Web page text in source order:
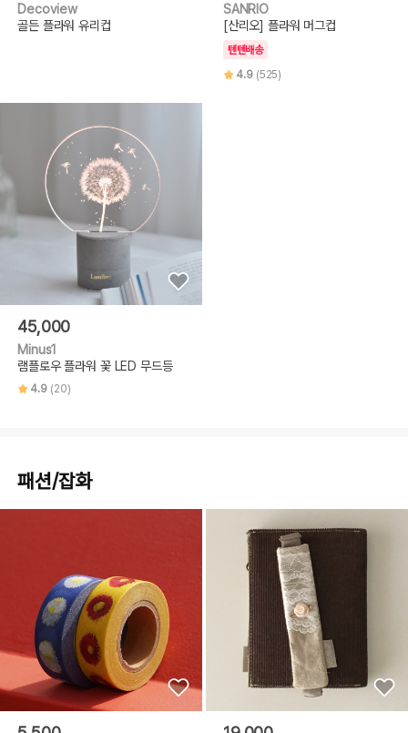
Decoview
골든 플라워 유리컵
SANRIO
[산리오] 플라워 머그컵
텐텐배송
4.9 (525)
45,000
Minus1
램플로우 플라워 꽃 LED 무드등
4.9 (20)
패션/잡화